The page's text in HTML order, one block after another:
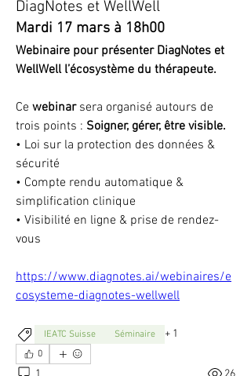
DiagNotes et WellWell
Mardi 17 mars à 18h00
Webinaire pour présenter DiagNotes et
WellWell l’écosystème du thérapeute.
Ce webinar sera organisé autours de
trois points : Soigner, gérer, être visible.
• Loi sur la protection des données &
sécurité
• Compte rendu automatique &
simplification clinique
• Visibilité en ligne & prise de rendez-
vous
https://www.diagnotes.ai/webinaires/e
cosysteme-diagnotes-wellwell
IEATC Suisse Séminaire + 1
0